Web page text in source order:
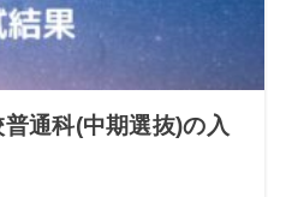
通科(中期選抜)の入